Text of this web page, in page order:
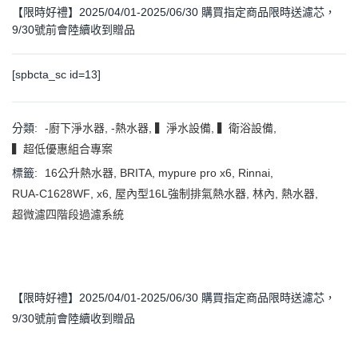
【限時好禮】2025/04/01-2025/06/30 購買指定商品限時送濾芯，
9/30號前會陸續收到贈品
[spbcta_sc id=13]
分類: -廚下淨水器 -熱水器 ▍淨水設備 ▍衛浴設備
▍超低優惠組合專案
標籤:
16公升熱水器 BRITA mypure pro x6 Rinnai
RUA-C1628WF x6 屋內型16L強制排氣熱水器 林內 熱水器
超微濾四階段過濾系統
【限時好禮】2025/04/01-2025/06/30 購買指定商品限時送濾芯，
9/30號前會陸續收到贈品